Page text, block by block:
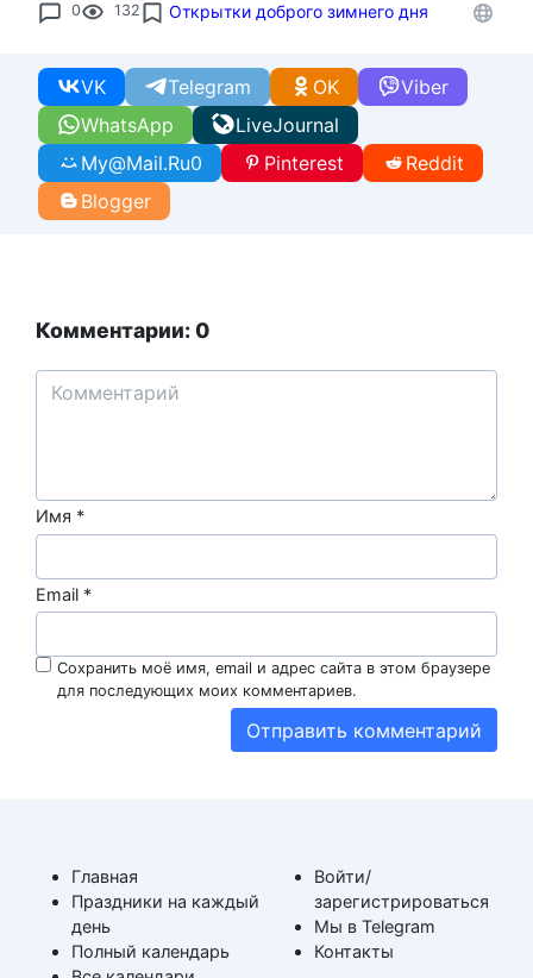
0 132 Открытки доброго зимнего дня
WhatsApp
VK Telegram Viber
OK
LiveJournal
My@Mail.Ru0 Pinterest
Reddit
Blogger
Комментарии: 0
Имя *
Email *
Сохранить моё имя, email и адрес сайта в этом браузере
для последующих моих комментариев.
Главная
Праздники на каждый
день
Полный календарь
Войти/
зарегистрироваться
Мы в Telegram
Контакты